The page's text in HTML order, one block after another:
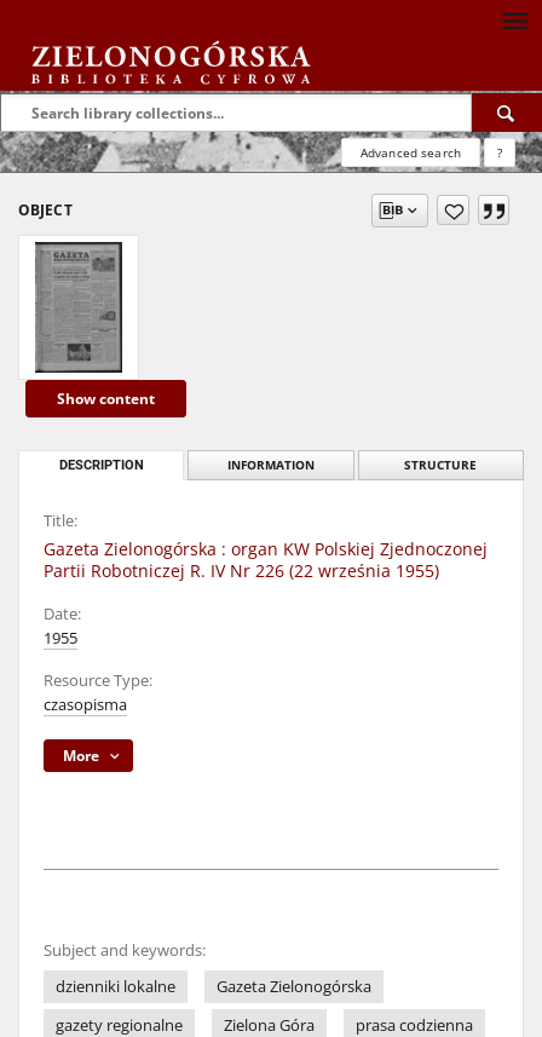
Advanced search ?
OBJECT
Show content
DESCRIPTION INFORMATION STRUCTURE
Title:
Gazeta Zielonogórska : organ KW Polskiej Zjednoczonej
Partii Robotniczej R. IV Nr 226 (22 września 1955)
Date:
1955
Resource Type:
czasopisma
More
Subject and keywords:
dzienniki lokalne
Gazeta Zielonogórska
gazety regionalne
Zielona Góra
prasa codzienna